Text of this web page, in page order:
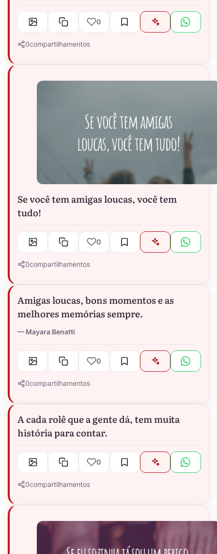
0
0compartilhamentos
Se você tem amigas loucas, você tem
tudo!
0
0compartilhamentos
Amigas loucas, bons momentos e as
melhores memórias sempre.
Mayara Benatti
0
0compartilhamentos
A cada rolê que a gente dá, tem muita
história para contar.
0
0compartilhamentos